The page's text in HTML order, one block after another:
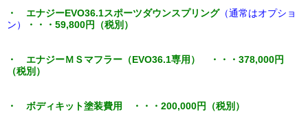
・ エナジーEVO36.1スポーツダウンスプリング（通常はオプショ
ン）
・・・59,800円（税別）
・ エナジーＭＳマフラー（EVO36.1専用） ・・・378,000円
（税別）
・ ボディキット塗装費用 ・・・200,000円（税別）